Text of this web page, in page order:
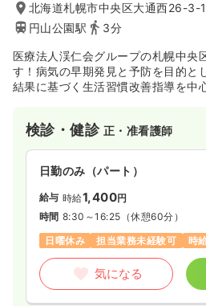
北海道札幌市中央区大通西26-3-
円山公園駅
3分
医療法人渓仁会グループの札幌中央
す！病気の早期発見と予防を目的と
結果に基づく生活習慣改善指導を中
札幌市にとどまらず、社会情勢に応
ます！
検診・健診 正・准看護師
日勤のみ（パート）
給与 時給1,400円
時間 8:30～16:25 （休憩60分）
日曜休み
担当業務未経験可 時
気になる